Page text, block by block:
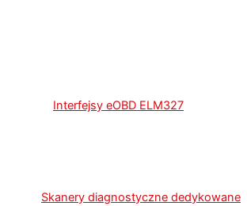
Interfejsy eOBD ELM327
Skanery diagnostyczne dedykowane